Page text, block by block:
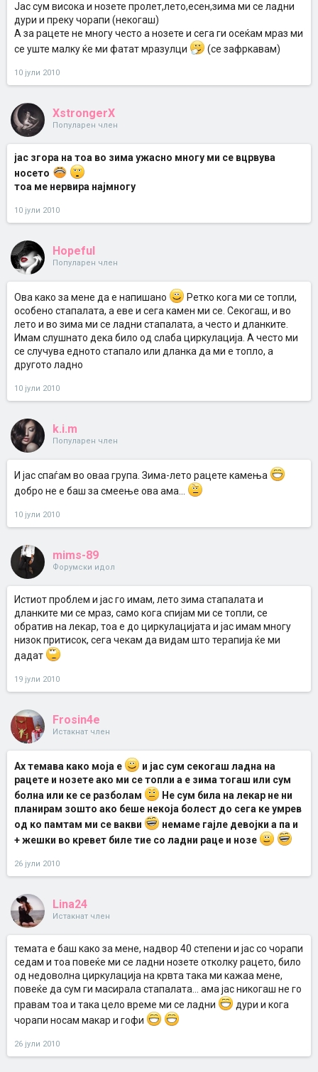
Јас сум висока и нозете пролет,лето,есен,зима ми се ладни
дури и преку чорапи (некогаш)
А за рацете не многу често а нозете и сега ги осеќам мраз ми
се уште малку ќе ми фатат мразулци
(се зафркавам)
10 јули 2010
XstrongerX
Популарен член
јас згора на тоа во зима ужасно многу ми се вцрвува
носето
тоа ме нервира најмногу
10 јули 2010
Hopeful
Популарен член
Ова како за мене да е напишано
Ретко кога ми се топли,
особено стапалата, а еве и сега камен ми се. Секогаш, и во
лето и во зима ми се ладни стапалата, а често и дланките.
Имам слушнато дека било од слаба циркулација. А често ми
се случува едното стапало или дланка да ми е топло, а
другото ладно
10 јули 2010
k.i.m
Популарен член
И јас спаѓам во оваа група. Зима-лето рацете камења
добро не е баш за смеење ова ама...
10 јули 2010
mims-89
Форумски идол
Истиот проблем и јас го имам, лето зима стапалата и
дланките ми се мраз, само кога спијам ми се топли, се
обратив на лекар, тоа е до циркулацијата и јас имам многу
низок притисок, сега чекам да видам што терапија ќе ми
дадат
19 јули 2010
Frosin4e
Истакнат член
Ах темава како моја е
и јас сум секогаш ладна на
рацете и нозете ако ми се топли а е зима тогаш или сум
болна или ке се разболам
Не сум била на лекар не ни
планирам зошто ако беше некоја болест до сега ке умрев
од ко памтам ми се вакви
немаме гајле девојки а па и
+ жешки во кревет биле тие со ладни раце и нозе
26 јули 2010
Lina24
Истакнат член
темата е баш како за мене, надвор 40 степени и јас со чорапи
седам и тоа повеќе ми се ладни нозете отколку рацето, било
од недоволна циркулација на крвта така ми кажаа мене,
повеќе да сум ги масирала стапалата... ама јас никогаш не го
правам тоа и така цело време ми се ладни
дури и кога
чорапи носам макар и гофи
26 јули 2010